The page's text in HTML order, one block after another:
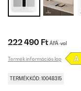
222 490 Ft ÁFÁ-val
Termék információs lap
TERMÉKKÓD: 10048315